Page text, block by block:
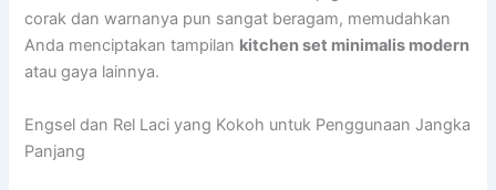
corak dan warnanya pun sangat beragam, memudahkan
Anda menciptakan tampilan kitchen set minimalis modern
atau gaya lainnya.
Engsel dan Rel Laci yang Kokoh untuk Penggunaan Jangka
Panjang